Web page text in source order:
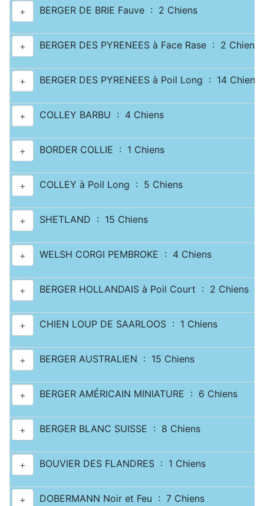
+ BERGER DE BRIE Fauve : 2 Chiens
+ BERGER DES PYRENEES à Face Rase : 2 Chiens
+ BERGER DES PYRENEES à Poil Long : 14 Chiens
+ COLLEY BARBU : 4 Chiens
+ BORDER COLLIE : 1 Chiens
+ COLLEY à Poil Long : 5 Chiens
+ SHETLAND : 15 Chiens
+ WELSH CORGI PEMBROKE : 4 Chiens
+ BERGER HOLLANDAIS à Poil Court : 2 Chiens
+ CHIEN LOUP DE SAARLOOS : 1 Chiens
+ BERGER AUSTRALIEN : 15 Chiens
+ BERGER AMÉRICAIN MINIATURE : 6 Chiens
+ BERGER BLANC SUISSE : 8 Chiens
+ BOUVIER DES FLANDRES : 1 Chiens
+ DOBERMANN Noir et Feu : 7 Chiens